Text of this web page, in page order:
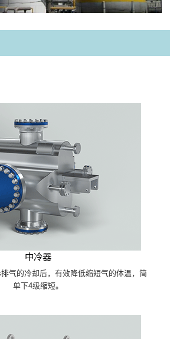
中冷器
气的冷却后，有效降低缩短气的体温，简
单下4级缩短。